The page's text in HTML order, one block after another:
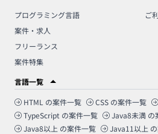
プログラミング言語
案件・求人
フリーランス
案件特集
ご
言語一覧
HTML の案件一覧 CSS の案件一覧
TypeScript の案件一覧 Java8未満 の
Java8以上 の案件一覧 Java11以上